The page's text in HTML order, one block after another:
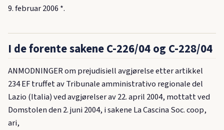
9. februar 2006 *.
I de forente sakene C-226/04 og C-228/04
ANMODNINGER om prejudisiell avgjørelse etter artikkel
234 EF truffet av Tribunale amministrativo regionale del
Lazio (Italia) ved avgjørelser av 22. april 2004, mottatt ved
Domstolen den 2. juni 2004, i sakene La Cascina Soc. coop,
ari,